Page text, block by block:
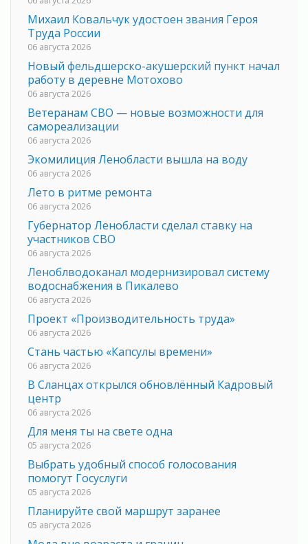
Михаил Ковальчук удостоен звания Героя
Труда России
06 августа 2026
Новый фельдшерско-акушерский пункт начал
работу в деревне Мотохово
06 августа 2026
Ветеранам СВО — новые возможности для
самореализации
06 августа 2026
Экомилиция Ленобласти вышла на воду
06 августа 2026
Лето в ритме ремонта
06 августа 2026
Губернатор Ленобласти сделал ставку на
участников СВО
06 августа 2026
Леноблводоканал модернизировал систему
водоснабжения в Пикалево
06 августа 2026
Проект «Производительность труда»
06 августа 2026
Стань частью «Капсулы времени»
06 августа 2026
В Сланцах открылся обновлённый Кадровый
центр
06 августа 2026
Для меня ты на свете одна
05 августа 2026
Выбрать удобный способ голосования
помогут Госуслуги
05 августа 2026
Планируйте свой маршрут заранее
05 августа 2026